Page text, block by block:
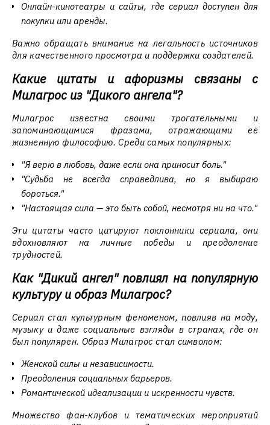
Онлайн-кинотеатры и сайты, где сериал доступен для
покупки или аренды.
Важно обращать внимание на легальность источников
для качественного просмотра и поддержки создателей.
Какие цитаты и афоризмы связаны с
Милагрос из "Дикого ангела"?
Милагрос известна своими трогательными и
запоминающимися фразами, отражающими её
жизненную философию. Среди самых популярных:
"Я верю в любовь, даже если она приносит боль."
"Судьба не всегда справедлива, но я выбираю
бороться."
"Настоящая сила — это быть собой, несмотря ни на что."
Эти цитаты часто цитируют поклонники сериала, они
вдохновляют на личные победы и преодоление
трудностей.
Как "Дикий ангел" повлиял на популярную
культуру и образ Милагрос?
Сериал стал культурным феноменом, повлияв на моду,
музыку и даже социальные взгляды в странах, где он
был популярен. Образ Милагрос стал символом:
Женской силы и независимости.
Преодоления социальных барьеров.
Романтической идеализации и искренности чувств.
Множество фан-клубов и тематических мероприятий